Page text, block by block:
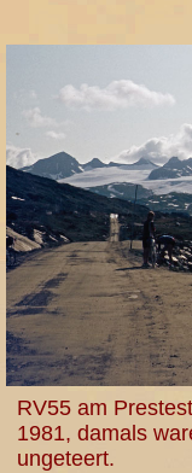
RV55 am
1981, damals
ungeteert.